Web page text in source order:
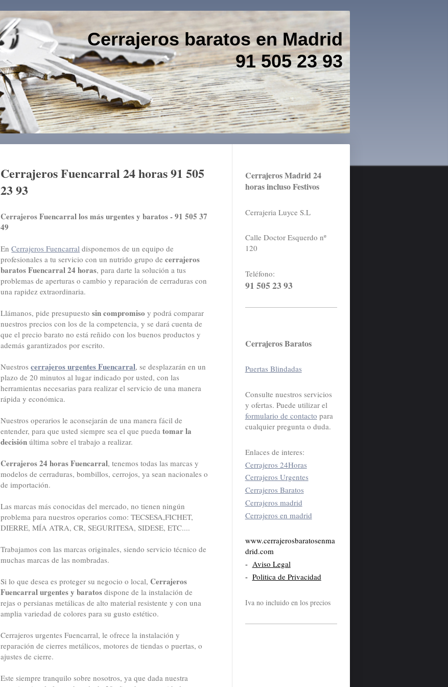
Cerrajeros baratos en Madrid
91 505 23 93
Cerrajeros Fuencarral 24 horas 91 505
23 93
Cerrajeros Fuencarral los más urgentes y baratos - 91 505 37
49
EnCerrajeros Fuencarral disponemos de un equipo de
profesionales a tu servicio con un nutrido grupo decerrajeros
baratos Fuencarral 24 horas, para darte la solución a tus
problemas de aperturas o cambio y reparación de cerraduras con
una rapidez extraordinaria.
Llámanos, pide presupuestosin compromiso y podrá comparar
nuestros precios con los de la competencia, y se dará cuenta de
que el precio barato no está reñido con los buenos productos y
además garantizados por escrito.
Nuestroscerrajeros urgentes Fuencarral, se desplazarán en un
plazo de 20 minutos al lugar indicado por usted, con las
herramientas necesarias para realizar el servicio de una manera
rápida y económica.
Nuestros operarios le aconsejarán de una manera fácil de
entender, para que usted siempre sea el que puedatomar la
decisión última sobre el trabajo a realizar.
Cerrajeros 24 horas Fuencarral, tenemos todas las marcas y
modelos de cerraduras, bombillos, cerrojos, ya sean nacionales o
de importación.
Las marcas más conocidas del mercado, no tienen ningún
problema para nuestros operarios como: TECSESA,FICHET,
DIERRE, MÍA ATRA, CR, SEGURITESA, SIDESE, ETC....
Trabajamos con las marcas originales, siendo servicio técnico de
muchas marcas de las nombradas.
Si lo que desea es proteger su negocio o local,Cerrajeros
Fuencarral urgentes y baratos dispone de la instalación de
rejas o persianas metálicas de alto material resistente y con una
amplia variedad de colores para su gusto estético.
Cerrajeros urgentes Fuencarral, le ofrece la instalación y
reparación de cierres metálicos, motores de tiendas o puertas, o
ajustes de cierre.
Este siempre tranquilo sobre nosotros, ya que dada nuestra
Cerrajeros Madrid 24
horas incluso Festivos
Cerrajeria Luyce S.L
Calle Doctor Esquerdo nº
120
Teléfono:
91 505 23 93
Cerrajeros Baratos
Puertas Blindadas
Consulte nuestros servicios
y ofertas. Puede utilizar el
formulario de contacto para
cualquier pregunta o duda.
Enlaces de interes:
Cerrajeros 24Horas
Cerrajeros Urgentes
Cerrajeros Baratos
Cerrajeros madrid
Cerrajeros en madrid
www.cerrajerosbaratosenma
drid.com
- Aviso Legal
- Politica de Privacidad
Iva no incluido en los precios